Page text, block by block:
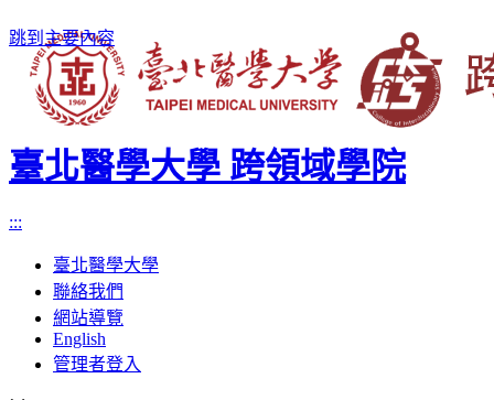
跳到主要內容
臺北醫學大學 跨領域學院
:::
臺北醫學大學
聯絡我們
網站導覽
English
管理者登入